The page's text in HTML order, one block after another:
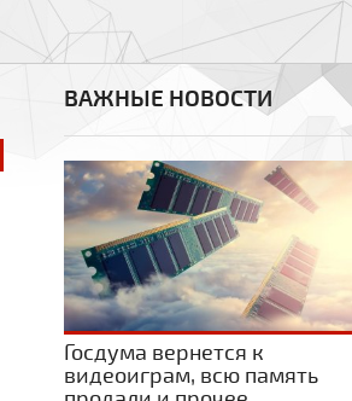
ВАЖНЫЕ НОВОСТИ
Госдума вернется к
видеоиграм, всю память